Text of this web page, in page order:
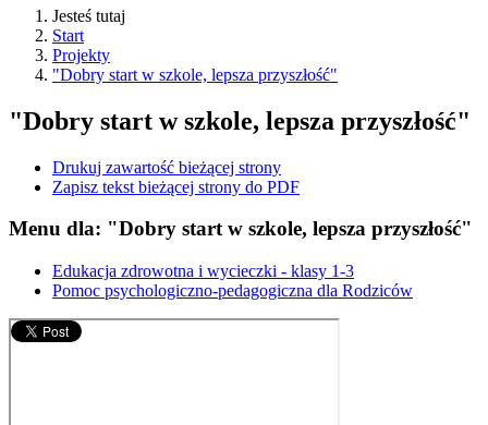
Jesteś tutaj
Start
Projekty
"Dobry start w szkole, lepsza przyszłość"
"Dobry start w szkole, lepsza przyszłość"
Drukuj zawartość bieżącej strony
Zapisz tekst bieżącej strony do PDF
Menu dla: "Dobry start w szkole, lepsza przyszłość"
Edukacja zdrowotna i wycieczki - klasy 1-3
Pomoc psychologiczno-pedagogiczna dla Rodziców